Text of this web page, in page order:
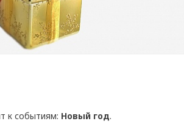
к событиям: Новый год.